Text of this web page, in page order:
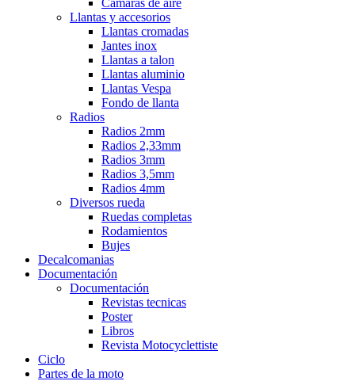
Llantas y accesorios
Llantas cromadas
Jantes inox
Llantas a talon
Llantas aluminio
Llantas Vespa
Fondo de llanta
Radios
Radios 2mm
Radios 2,33mm
Radios 3mm
Radios 3,5mm
Radios 4mm
Diversos rueda
Ruedas completas
Rodamientos
Bujes
Decalcomanias
Documentación
Documentación
Revistas tecnicas
Poster
Libros
Revista Motocyclettiste
Ciclo
Partes de la moto